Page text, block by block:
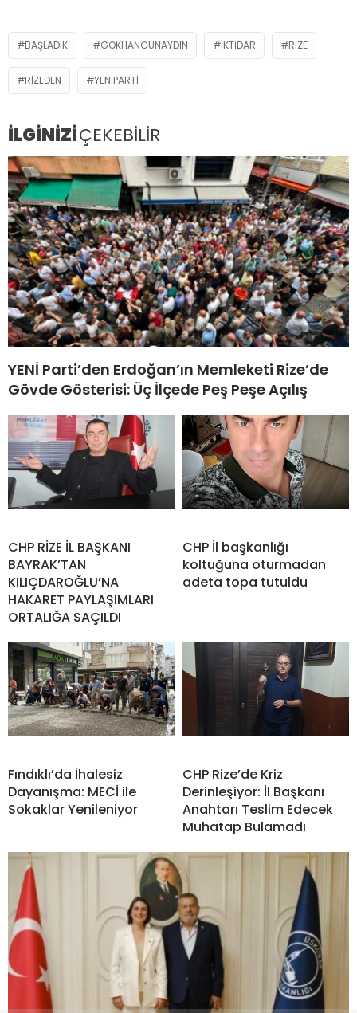
BAŞLADIK GOKHANGUNAYDIN IKTIDAR RIZE
RIZEDEN YENIPARTI
İLGİNİZİÇEKEBİLİR
YENİ Parti’den Erdoğan’ın Memleketi Rize’de
Gövde Gösterisi: Üç İlçede Peş Peşe Açılış
CHP RİZE İL BAŞKANI
BAYRAK’TAN
KILIÇDAROĞLU’NA
HAKARET PAYLAŞIMLARI
ORTALIĞA SAÇILDI
CHP İl başkanlığı
koltuğuna oturmadan
adeta topa tutuldu
Fındıklı’da İhalesiz
Dayanışma: MECİ ile
Sokaklar Yenileniyor
CHP Rize’de Kriz
Derinleşiyor: İl Başkanı
Anahtarı Teslim Edecek
Muhatap Bulamadı